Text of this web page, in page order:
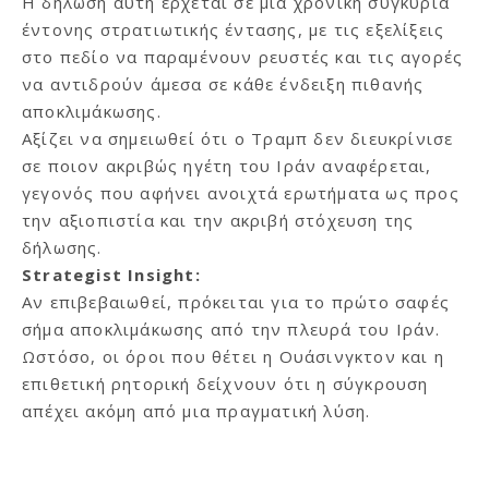
έντονης στρατιωτικής έντασης, με τις εξελίξεις
στο πεδίο να παραμένουν ρευστές και τις αγορές
να αντιδρούν άμεσα σε κάθε ένδειξη πιθανής
αποκλιμάκωσης.
Αξίζει να σημειωθεί ότι ο Τραμπ δεν διευκρίνισε
σε ποιον ακριβώς ηγέτη του Ιράν αναφέρεται,
γεγονός που αφήνει ανοιχτά ερωτήματα ως προς
την αξιοπιστία και την ακριβή στόχευση της
δήλωσης.
Strategist Insight:
Αν επιβεβαιωθεί, πρόκειται για το πρώτο σαφές
σήμα αποκλιμάκωσης από την πλευρά του Ιράν.
Ωστόσο, οι όροι που θέτει η Ουάσινγκτον και η
επιθετική ρητορική δείχνουν ότι η σύγκρουση
απέχει ακόμη από μια πραγματική λύση.